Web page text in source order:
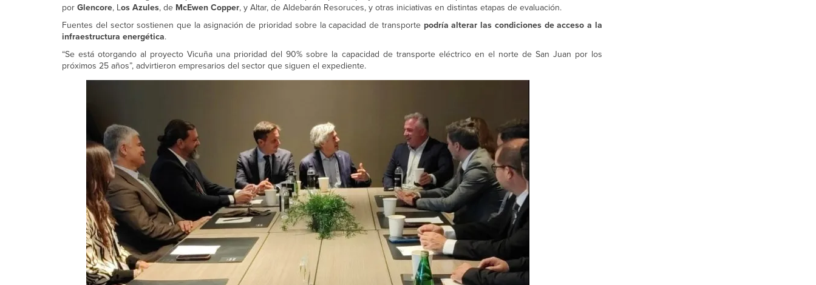
por Glencore, Los Azules, de McEwen Copper, y Altar, de Aldebarán Resoruces, y otras iniciativas en distintas etapas de evaluación.
Fuentes del sector sostienen que la asignación de prioridad sobre la capacidad de transporte podría alterar las condiciones de acceso a la
infraestructura energética.
“Se está otorgando al proyecto Vicuña una prioridad del 90% sobre la capacidad de transporte eléctrico en el norte de San Juan por los
próximos 25 años”, advirtieron empresarios del sector que siguen el expediente.